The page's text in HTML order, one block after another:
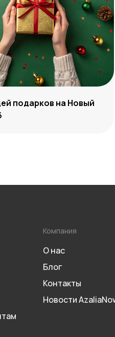
подарков на Новый
Компания
О нас
Блог
Контакты
Новости